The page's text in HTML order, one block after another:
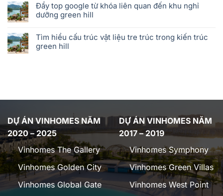
Đẩy top google từ khóa liên quan đến khu nghỉ
dưỡng green hill
Tìm hiểu cấu trúc vật liệu tre trúc trong kiến trúc
green hill
DỰ ÁN VINHOMES NĂM
2020 – 2025
Vinhomes The Gallery
Vinhomes Golden City
Vinhomes Global Gate
DỰ ÁN VINHOMES NĂM
2017 – 2019
Vinhomes Symphony
Vinhomes Green Villas
Vinhomes West Point